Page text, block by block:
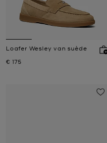
Loafer Wesley van suède
Nu
€ 175